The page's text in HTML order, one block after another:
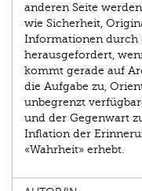
anderen Seite
wie Sicherheit,
Informationen durch
herausgefordert,
kommt gerade auf
die Aufgabe zu,
unbegrenzt
und der Gegenwart
Inflation der
«Wahrheit» erhebt.